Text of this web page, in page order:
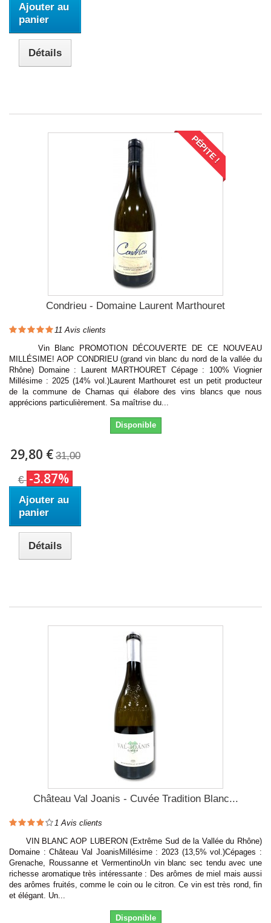
Ajouter au
panier
Détails
PÉPITE !
Condrieu - Domaine Laurent Marthouret
11 Avis clients
Vin Blanc PROMOTION DÉCOUVERTE DE CE NOUVEAU
MILLÉSIME! AOP CONDRIEU (grand vin blanc du nord de la vallée du
Rhône) Domaine : Laurent MARTHOURET Cépage : 100% Viognier
Millésime : 2025 (14% vol.)Laurent Marthouret est un petit producteur
de la commune de Charnas qui élabore des vins blancs que nous
apprécions particulièrement. Sa maîtrise du...
Disponible
29,80 € 31,00
€ -3.87%
Ajouter au
panier
Détails
Château Val Joanis - Cuvée Tradition Blanc...
1 Avis clients
VIN BLANC AOP LUBERON (Extrême Sud de la Vallée du Rhône)
Domaine : Château Val JoanisMillésime : 2023 (13,5% vol.)Cépages :
Grenache, Roussanne et VermentinoUn vin blanc sec tendu avec une
richesse aromatique très intéressante : Des arômes de miel mais aussi
des arômes fruités, comme le coin ou le citron. Ce vin est très rond, fin
et élégant. Un...
Disponible